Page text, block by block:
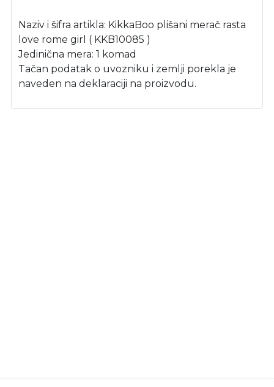
Naziv i šifra artikla: KikkaBoo plišani merač rasta
love rome girl ( KKB10085 )
Jedinična mera: 1 komad
Tačan podatak o uvozniku i zemlji porekla je
naveden na deklaraciji na proizvodu.